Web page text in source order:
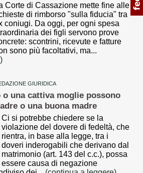
Corte di Cassazione mette fine alle
di rimborso "sulla fiducia" tra
coniugi. Da oggi, per ogni spesa
dei figli servono prove
scontrini, ricevute e fatture
sono più facoltativi, ma...
GIURIDICA
una cattiva moglie possono
o una buona madre
Ci si potrebbe chiedere se la
violazione del dovere di fedeltà, che
rientra, in base alla legge, tra i
doveri inderogabili che derivano dal
matrimonio (art. 143 del c.c.), possa
essere causa di negazione